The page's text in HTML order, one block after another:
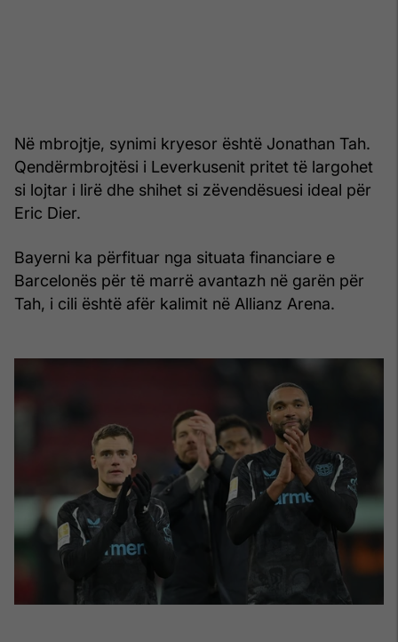
Në mbrojtje, synimi kryesor është Jonathan Tah.
Qendërmbrojtësi i Leverkusenit pritet të largohet
si lojtar i lirë dhe shihet si zëvendësuesi ideal për
Eric Dier.
Bayerni ka përfituar nga situata financiare e
Barcelonës për të marrë avantazh në garën për
Tah, i cili është afër kalimit në Allianz Arena.